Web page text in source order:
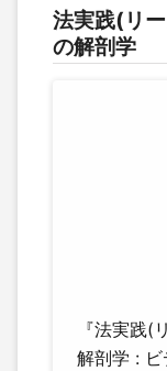
法実践(リ
の解剖学
『法実践(
解剖学 :